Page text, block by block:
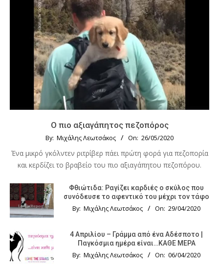
Ο πιο αξιαγάπητος πεζοπόρος
By: Μιχάλης Λεωτσάκος On: 26/05/2020
Ένα μικρό γκόλντεν ριτρίβερ πάει πρώτη φορά για πεζοπορία
και κερδίζει το βραβείο του πιο αξιαγάπητου πεζοπόρου.
Φθιώτιδα: Ραγίζει καρδιές ο σκύλος που
συνόδευσε το αφεντικό του μέχρι τον τάφο
By: Μιχάλης Λεωτσάκος On: 29/04/2020
4 Απριλίου – Γράμμα από ένα Αδέσποτο |
Παγκόσμια ημέρα είναι…ΚΑΘΕ ΜΕΡΑ
By: Μιχάλης Λεωτσάκος On: 06/04/2020